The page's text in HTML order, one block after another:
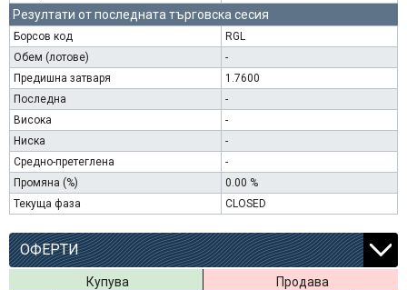
Резултати от последната търговска сесия
Борсов код
RGL
Обем (лотове)
-
Предишна затваря
1.7600
Последна
-
Висока
-
Ниска
-
Средно-претеглена
-
Промяна (%)
0.00 %
Текуща фаза
CLOSED
ОФЕРТИ
Купува Продава